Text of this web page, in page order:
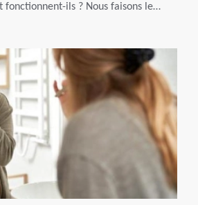
fonctionnent-ils ? Nous faisons le